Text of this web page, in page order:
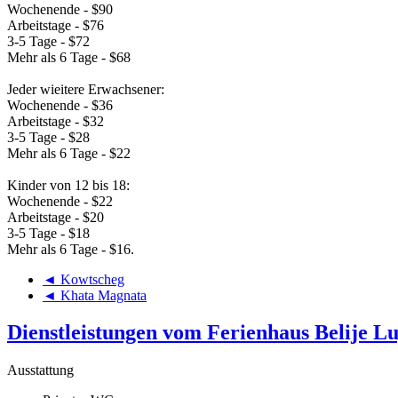
Wochenende - $90
Arbeitstage - $76
3-5 Tage - $72
Mehr als 6 Tage - $68
Jeder wieitere Erwachsener:
Wochenende - $36
Arbeitstage - $32
3-5 Tage - $28
Mehr als 6 Tage - $22
Kinder von 12 bis 18:
Wochenende - $22
Arbeitstage - $20
3-5 Tage - $18
Mehr als 6 Tage - $16.
◄ Kowtscheg
◄ Khata Magnata
Dienstleistungen vom Ferienhaus Belije
Ausstattung